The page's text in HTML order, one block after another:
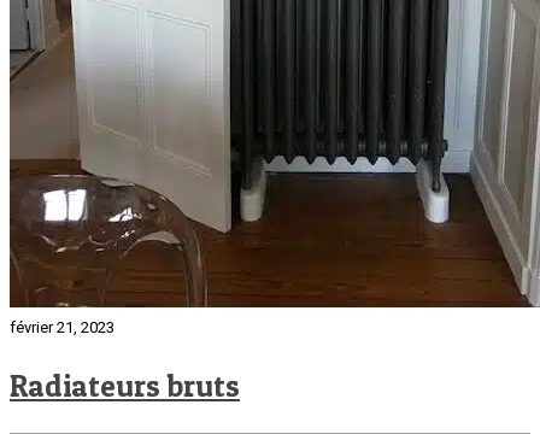
février 21, 2023
Radiateurs bruts